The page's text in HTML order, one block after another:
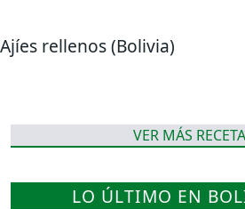
Ajíes rellenos (Bolivia)
VER MÁS
LO ÚLTIMO EN